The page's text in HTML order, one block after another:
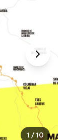
1 /10